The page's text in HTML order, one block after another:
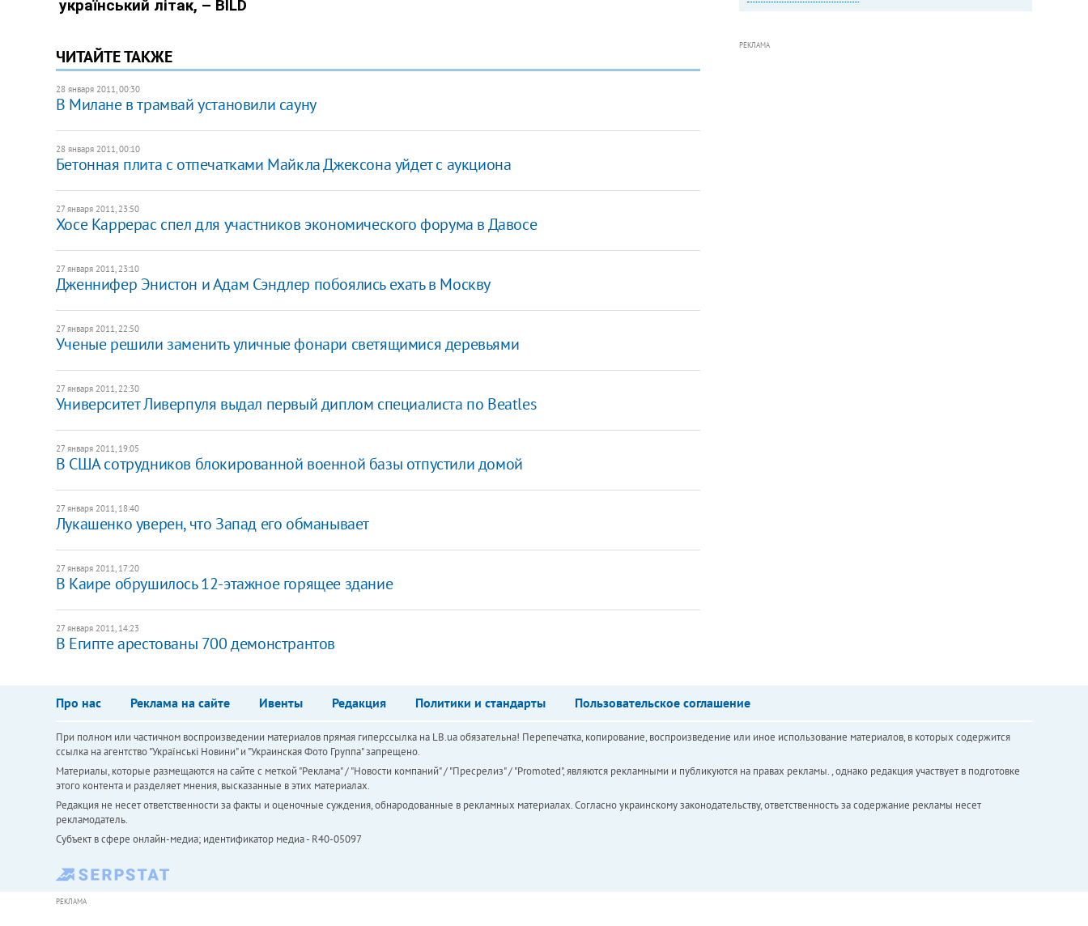
ЧИТАЙТЕ ТАКЖЕ
28 января 2011, 00:30
В Милане в трамвай установили сауну
28 января 2011, 00:10
Бетонная плита с отпечатками Майкла Джексона уйдет с аукциона
27 января 2011, 23:50
Хосе Каррерас спел для участников экономического форума в Давосе
27 января 2011, 23:10
Дженнифер Энистон и Адам Сэндлер побоялись ехать в Москву
27 января 2011, 22:50
Ученые решили заменить уличные фонари светящимися деревьями
27 января 2011, 22:30
Университет Ливерпуля выдал первый диплом специалиста по Beatles
27 января 2011, 19:05
В США сотрудников блокированной военной базы отпустили домой
27 января 2011, 18:40
Лукашенко уверен, что Запад его обманывает
27 января 2011, 17:20
В Каире обрушилось 12-этажное горящее здание
27 января 2011, 14:23
В Египте арестованы 700 демонстрантов
РЕКЛАМА
Про нас Реклама на сайте Ивенты Редакция Политики и стандарты Пользовательское соглашение
При полном или частичном воспроизведении материалов прямая гиперссылка на LB.ua обязательна! Перепечатка, копирование, воспроизведение или иное использование материалов, в которых содержится
ссылка на агентство "Українськi Новини" и "Украинская Фото Группа" запрещено.
Материалы, которые размещаются на сайте с меткой "Реклама" / "Новости компаний" / "Пресрелиз" / "Promoted", являются рекламными и публикуются на правах рекламы. , однако редакция участвует в подготовке
этого контента и разделяет мнения, высказанные в этих материалах.
Редакция не несет ответственности за факты и оценочные суждения, обнародованные в рекламных материалах. Согласно украинскому законодательству, ответственность за содержание рекламы несет
рекламодатель.
Субъект в сфере онлайн-медиа; идентификатор медиа - R40-05097
РЕКЛАМА